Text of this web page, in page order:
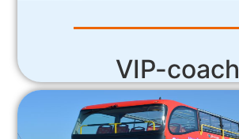
VIP-coach